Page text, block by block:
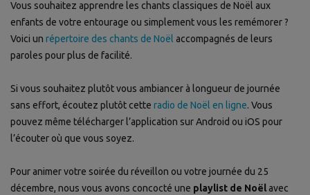
Vous souhaitez apprendre les chants classiques de Noël aux
enfants de votre entourage ou simplement vous les remémorer ?
Voici un répertoire des chants de Noël accompagnés de leurs
paroles pour plus de facilité.
Si vous souhaitez plutôt vous ambiancer à longueur de journée
sans effort, écoutez plutôt cette radio de Noël en ligne. Vous
pouvez même télécharger l’application sur Android ou iOS pour
l’écouter où que vous soyez.
Pour animer votre soirée du réveillon ou votre journée du 25
décembre, nous vous avons concocté une playlist de Noëlavec